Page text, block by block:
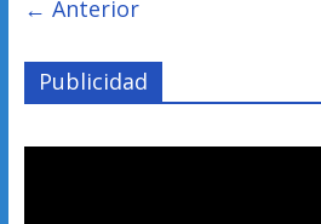
← Anterior
Publicidad